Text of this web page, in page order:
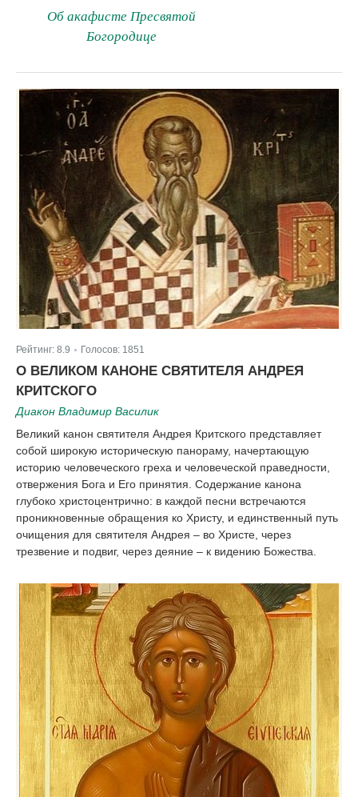
Об акафисте Пресвятой
Богородице
Рейтинг: 8.9 Голосов: 1851
О ВЕЛИКОМ КАНОНЕ СВЯТИТЕЛЯ АНДРЕЯ
КРИТСКОГО
Диакон Владимир Василик
Великий канон святителя Андрея Критского представляет
собой широкую историческую панораму, начертающую
историю человеческого греха и человеческой праведности,
отвержения Бога и Его принятия. Содержание канона
глубоко христоцентрично: в каждой песни встречаются
проникновенные обращения ко Христу, и единственный путь
очищения для святителя Андрея – во Христе, через
трезвение и подвиг, через деяние – к видению Божества.